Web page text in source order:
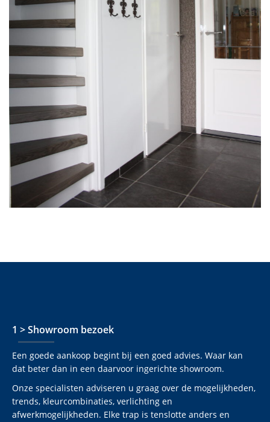
1 > Showroom bezoek
Een goede aankoop begint bij een goed advies. Waar kan
dat beter dan in een daarvoor ingerichte showroom.
Onze specialisten adviseren u graag over de mogelijkheden,
trends, kleurcombinaties, verlichting en
afwerkmogelijkheden. Elke trap is tenslotte anders en